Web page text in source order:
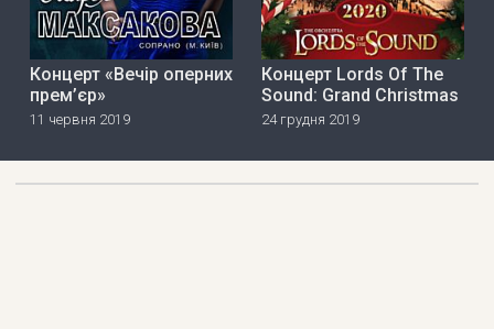
Концерт «Вечір оперних
прем’єр»
11 червня 2019
Концерт Lords Of The
Sound: Grand Christmas
24 грудня 2019